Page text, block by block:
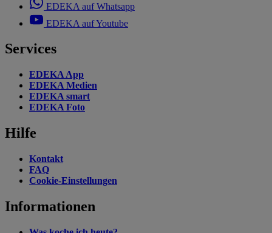
EDEKA auf Whatsapp
EDEKA auf Youtube
Services
EDEKA App
EDEKA Medien
EDEKA smart
EDEKA Foto
Hilfe
Kontakt
FAQ
Cookie-Einstellungen
Informationen